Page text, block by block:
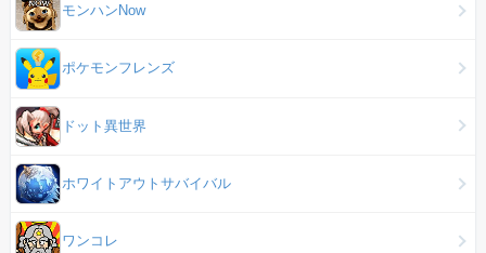
モンハンNow
ポケモンフレンズ
ドット異世界
ホワイトアウトサバイバル
ワンコレ